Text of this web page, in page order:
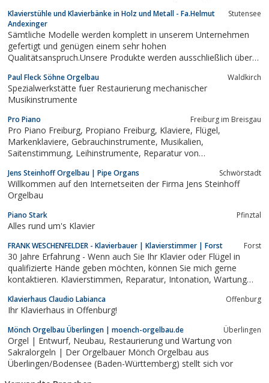
Klavierstühle und Klavierbänke in Holz und Metall - Fa.Helmut
Andexinger
Stutensee
Sämtliche Modelle werden komplett in unserem Unternehmen
gefertigt und genügen einem sehr hohen
Qualitätsanspruch.Unsere Produkte werden ausschließlich über
unseren aktuellen Prospekt.
Paul Fleck Söhne Orgelbau Waldkirch
Spezialwerkstätte fuer Restaurierung mechanischer
Musikinstrumente
Pro Piano Freiburg im Breisgau
Pro Piano Freiburg, Propiano Freiburg, Klaviere, Flügel,
Markenklaviere, Gebrauchinstrumente, Musikalien,
Saitenstimmung, Leihinstrumente, Reparatur von
Jens Steinhoff Orgelbau | Pipe Organs Schwörstadt
Willkommen auf den Internetseiten der Firma Jens Steinhoff
Orgelbau
Piano Stark Pfinztal
Alles rund um's Klavier
FRANK WESCHENFELDER - Klavierbauer | Klavierstimmer | Forst Forst
30 Jahre Erfahrung - Wenn auch Sie Ihr Klavier oder Flügel in
qualifizierte Hände geben möchten, können Sie mich gerne
kontaktieren. Klavierstimmen, Reparatur, Intonation, Wartung
Heidelberg und ganz Nordbaden.
Klavierhaus Claudio Labianca Offenburg
Ihr Klavierhaus in Offenburg!
Mönch Orgelbau Überlingen | moench-orgelbau.de Überlingen
Orgel | Entwurf, Neubau, Restaurierung und Wartung von
Sakralorgeln | Der Orgelbauer Mönch Orgelbau aus
Überlingen/Bodensee (Baden-Württemberg) stellt sich vor